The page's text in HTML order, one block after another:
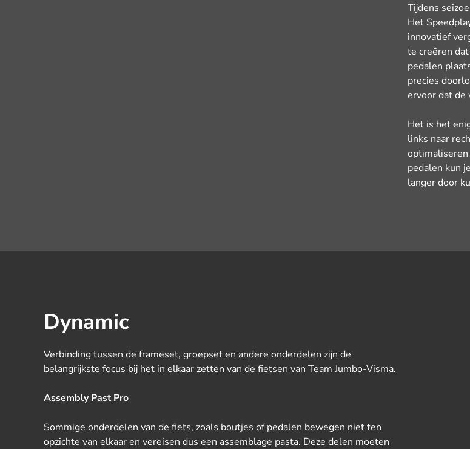
Tijdens
Het
innovatief
te creëren
pedalen
precies
ervoor dat de
Het is het
links naar
optimaliseren
pedalen kun
langer door
Dynamic
Verbinding tussen de frameset, groepset en andere onderdelen zijn de
belangrijkste focus bij het in elkaar zetten van de fietsen van Team Jumbo-Visma.
Assembly Past Pro
Sommige onderdelen van de fiets, zoals boutjes of pedalen bewegen niet ten
opzichte van elkaar en vereisen dus een assemblage pasta. Deze delen moeten